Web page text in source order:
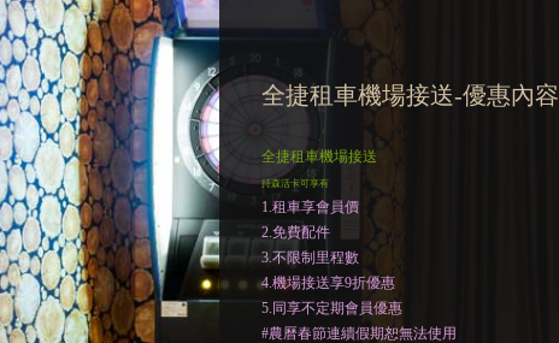
全捷租車機場接送-優惠內容
全捷租車機場接送
持森活卡可享有
1.租車享會員價
2.免費配件
3.不限制里程數
4.機場接送享9折優惠
5.同享不定期會員優惠
#農曆春節連續假期恕無法使用